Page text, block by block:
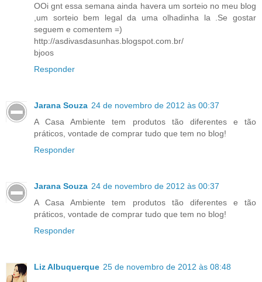
OOi gnt essa semana ainda havera um sorteio no meu blog
,um sorteio bem legal da uma olhadinha la .Se gostar
seguem e comentem =)
http://asdivasdasunhas.blogspot.com.br/
bjoos
Responder
Jarana Souza 24 de novembro de 2012 às 00:37
A Casa Ambiente tem produtos tão diferentes e tão
práticos, vontade de comprar tudo que tem no blog!
Responder
Jarana Souza 24 de novembro de 2012 às 00:37
A Casa Ambiente tem produtos tão diferentes e tão
práticos, vontade de comprar tudo que tem no blog!
Responder
Liz Albuquerque 25 de novembro de 2012 às 08:48